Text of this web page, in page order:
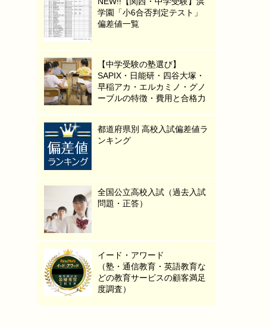
学園「小6合否判定テスト」
偏差値一覧
【中学受験の塾選び】
SAPIX・日能研・四谷大塚・
早稲アカ・エルカミノ・グノ
ーブルの特徴・費用と合格力
都道府県別 高校入試偏差値ラ
ンキング
全国公立高校入試（過去入試
問題・正答）
イード・アワード
（塾・通信教育・英語教育な
どの教育サービスの顧客満足
度調査）